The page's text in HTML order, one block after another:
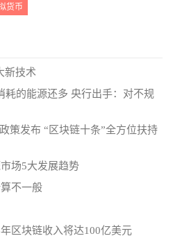
货币
新技术
耗的能源还多 央行出手：对不规
策发布 “区块链十条”全方位扶持
场5大发展趋势
不一般
区块链收入将达100亿美元